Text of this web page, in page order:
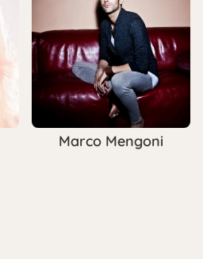
Marco Mengoni